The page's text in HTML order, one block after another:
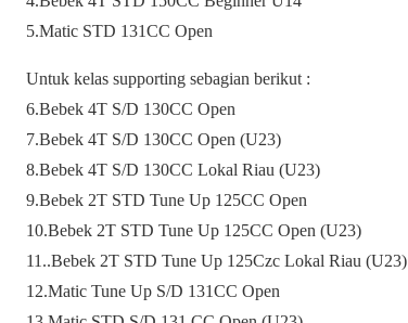
5.Matic STD 131CC Open
Untuk kelas supporting sebagian berikut :
6.Bebek 4T S/D 130CC Open
7.Bebek 4T S/D 130CC Open (U23)
8.Bebek 4T S/D 130CC Lokal Riau (U23)
9.Bebek 2T STD Tune Up 125CC Open
10.Bebek 2T STD Tune Up 125CC Open (U23)
11..Bebek 2T STD Tune Up 125Czc Lokal Riau (U23)
12.Matic Tune Up S/D 131CC Open